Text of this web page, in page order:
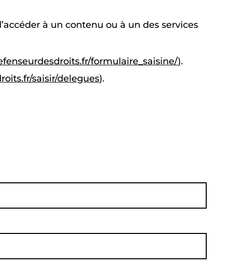
à un contenu ou à un des services
formulaire_saisine/).
saisir/delegues).